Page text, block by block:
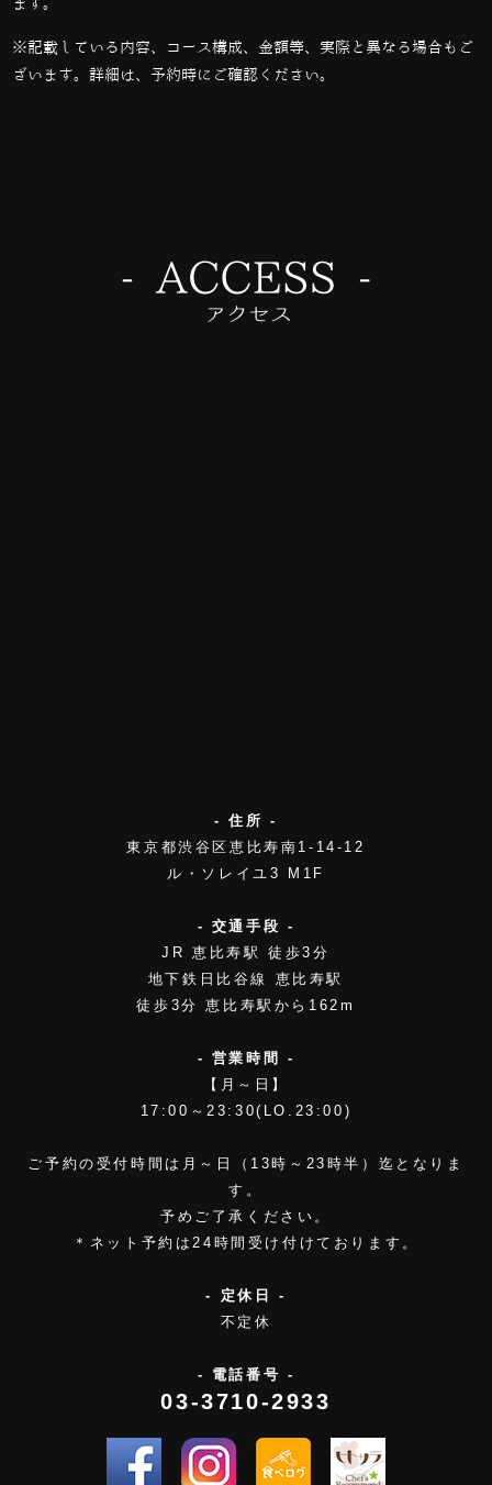
ます。
※記載している内容、コース構成、金額等、実際と異なる場合もご
ざいます。詳細は、予約時にご確認ください。
- 住所 -
東京都渋谷区恵比寿南1-14-12
ル・ソレイユ3 M1F
- 交通手段 -
JR 恵比寿駅 徒歩3分
地下鉄日比谷線 恵比寿駅
徒歩3分 恵比寿駅から162m
- 営業時間 -
【月～日】
17:00～23:30(LO.23:00)
ご予約の受付時間は月～日（13時～23時半）迄となりま
す。
予めご了承ください。
＊ネット予約は24時間受け付けております。
- 定休日 -
不定休
- 電話番号 -
03-3710-2933